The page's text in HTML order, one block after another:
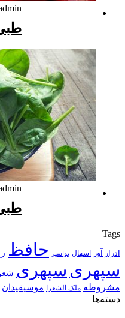
admin
طبی
admin
آور اسهال بواسیر حافظ
سپهری شعر
ملک الشعرا موسیقیدان